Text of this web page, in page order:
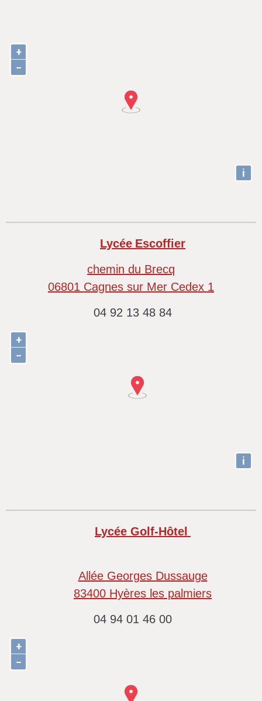
+
−
i
Lycée Escoffier
chemin du Brecq
06801 Cagnes sur Mer Cedex 1
04 92 13 48 84
+
−
i
Lycée Golf-Hôtel
Allée Georges Dussauge
83400 Hyères les palmiers
04 94 01 46 00
+
−